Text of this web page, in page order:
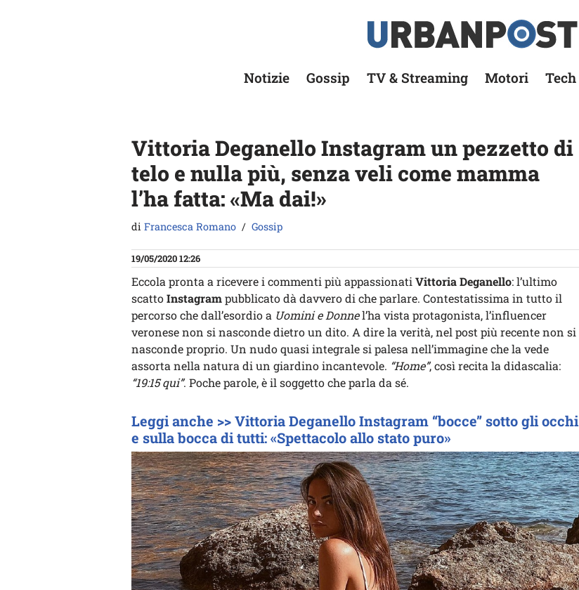
Notizie Gossip TV & Streaming Motori Tech
Vittoria Deganello Instagram un pezzetto di
telo e nulla più, senza veli come mamma
l’ha fatta: «Ma dai!»
di Francesca Romano Gossip
19/05/2020 12:26
Eccola pronta a ricevere i commenti più appassionati Vittoria Deganello: l’ultimo
scattoInstagrampubblicato dà davvero di che parlare. Contestatissima in tutto il
percorso che dall’esordio a Uomini e Donnel’ha vista protagonista, l’influencer
veronese non si nasconde dietro un dito. A dire la verità, nel post più recente non si
nasconde proprio. Un nudo quasi integrale si palesa nell’immagine che la vede
assorta nella natura di un giardino incantevole. “Home”, così recita la didascalia:
“19:15 qui”. Poche parole, è il soggetto che parla da sé.
Leggi anche >> Vittoria Deganello Instagram “bocce” sotto gli occhi
e sulla bocca di tutti: «Spettacolo allo stato puro»